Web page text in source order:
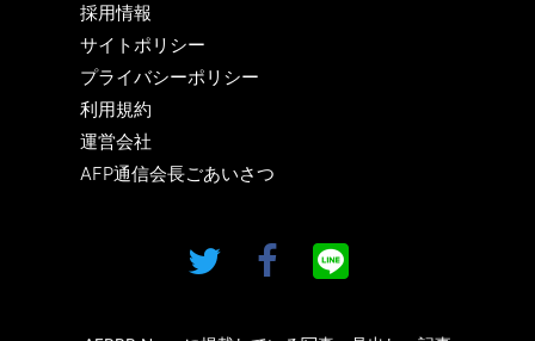
採用情報
サイトポリシー
プライバシーポリシー
利用規約
運営会社
AFP通信会長ごあいさつ